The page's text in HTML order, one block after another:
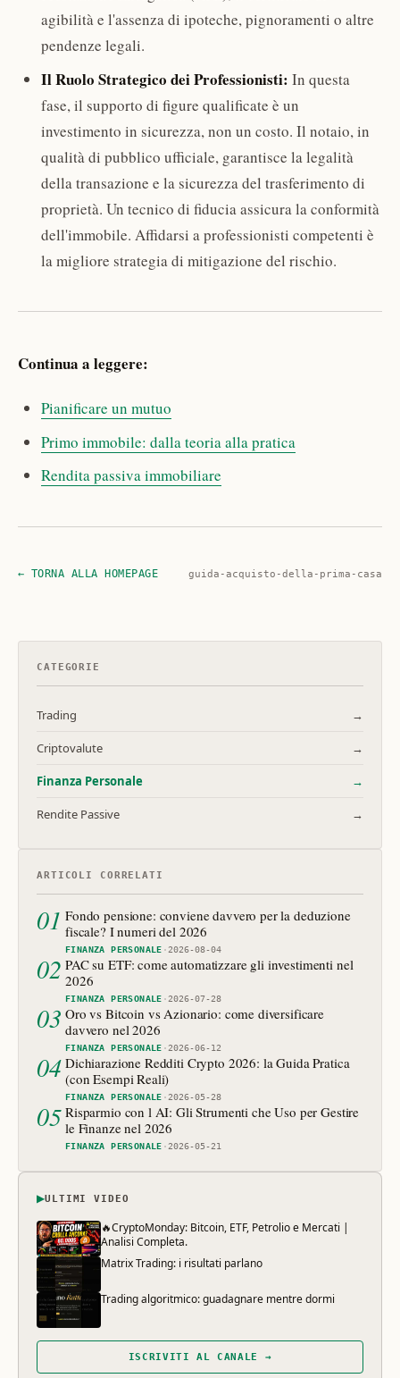
agibilità e l'assenza di ipoteche, pignoramenti o altre
pendenze legali.
Il Ruolo Strategico dei Professionisti: In questa
fase, il supporto di figure qualificate è un
investimento in sicurezza, non un costo. Il notaio, in
qualità di pubblico ufficiale, garantisce la legalità
della transazione e la sicurezza del trasferimento di
proprietà. Un tecnico di fiducia assicura la conformità
dell'immobile. Affidarsi a professionisti competenti è
la migliore strategia di mitigazione del rischio.
Continua a leggere:
Pianificare un mutuo
Primo immobile: dalla teoria alla pratica
Rendita passiva immobiliare
← TORNA ALLA HOMEPAGE guida-acquisto-della-prima-casa
CATEGORIE
Trading →
Criptovalute →
Finanza Personale →
Rendite Passive →
ARTICOLI CORRELATI
01 Fondo pensione: conviene davvero per la deduzione
fiscale? I numeri del 2026
FINANZA PERSONALE ·2026-08-04
02 PAC su ETF: come automatizzare gli investimenti nel
2026
FINANZA PERSONALE ·2026-07-28
03 Oro vs Bitcoin vs Azionario: come diversificare
davvero nel 2026
FINANZA PERSONALE ·2026-06-12
04 Dichiarazione Redditi Crypto 2026: la Guida Pratica
(con Esempi Reali)
FINANZA PERSONALE ·2026-05-28
05 Risparmio con l AI: Gli Strumenti che Uso per Gestire
le Finanze nel 2026
FINANZA PERSONALE ·2026-05-21
▶ULTIMI VIDEO
🔥CryptoMonday: Bitcoin, ETF, Petrolio e Mercati |
Analisi Completa.
Matrix Trading: i risultati parlano
Trading algoritmico: guadagnare mentre dormi
ISCRIVITI AL CANALE →